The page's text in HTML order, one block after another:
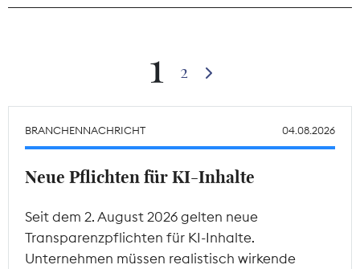
Tarifpolitik
Theodor-Wolff-Preis
Wächterpreis
ALLE THEMEN
Mitgliederbereich
1 2
BRANCHENNACHRICHT 04.08.2026
Neue Pflichten für KI-Inhalte
Seit dem 2. August 2026 gelten neue
Transparenzpflichten für KI-Inhalte.
Unternehmen müssen realistisch wirkende